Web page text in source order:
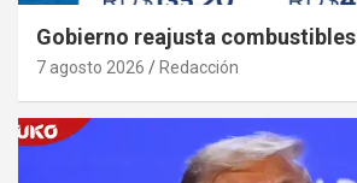
Gobierno reajusta combustibles
7 agosto 2026 Redacción